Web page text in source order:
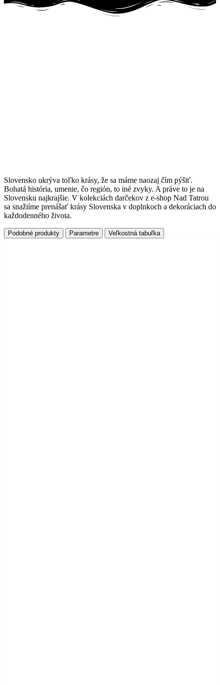
Slovensko ukrýva toľko krásy, že sa máme naozaj čím pýšiť.
Bohatá história, umenie, čo región, to iné zvyky. A práve to je na
Slovensku najkrajšie. V kolekciách darčekov z e-shop Nad Tatrou
sa snažiíme prenášať krásy Slovenska v doplnkoch a dekoráciach do
každodenného života.
Podobné produkty Parametre Veľkostná tabuľka